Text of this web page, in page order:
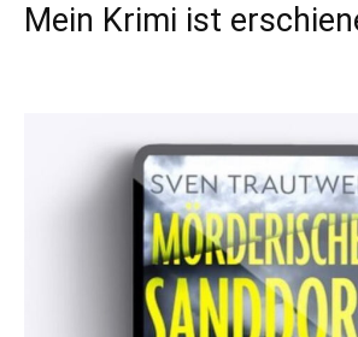
Mein Krimi ist